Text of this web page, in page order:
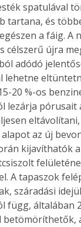
az
Old
új,
egyedi
vagy
is
Együtt
könyvek
áron, 0
spatulával
tartana, és
a fáig. A
célszerű újra
adódó
lehetne
20 %-os
lezárja
az új
kijavíthatók
A tapaszok
száradási
függ, általában